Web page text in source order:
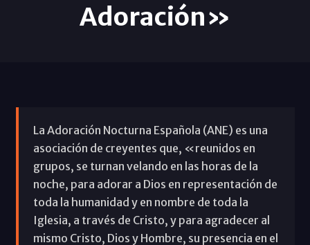
Adoración»
La Adoración Nocturna Española (ANE) es una
asociación de creyentes que, «reunidos en
grupos, se turnan velando en las horas de la
noche, para adorar a Dios en representación de
toda la humanidad y en nombre de toda la
Iglesia, a través de Cristo, y para agradecer al
mismo Cristo, Dios y Hombre, su presencia en el